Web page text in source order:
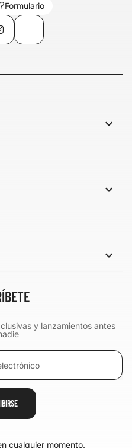
Formulario
InstagramTikTok



y lanzamientos antes
cualquier momento.